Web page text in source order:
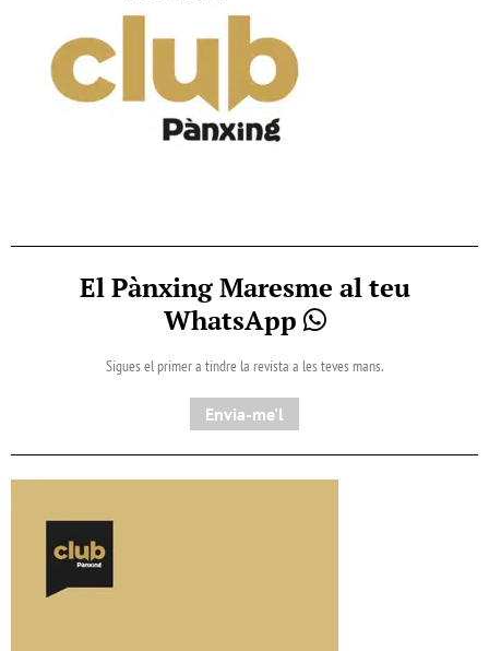
El Pànxing Maresme al teu
WhatsApp
Sigues el primer a tindre la revista a les teves mans.
Envia-me'l